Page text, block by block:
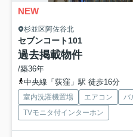
NEW
杉並区阿佐谷北
セブンコート101
過去掲載物件
/築36年
中央線「荻窪」駅 徒歩16分
室内洗濯機置場 エアコン バ
TVモニタ付インターホン